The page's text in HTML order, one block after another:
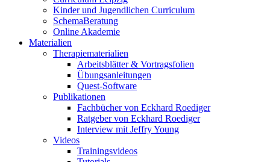
Kinder und Jugendlichen Curriculum
SchemaBeratung
Online Akademie
Materialien
Therapiematerialien
Arbeitsblätter & Vortragsfolien
Übungsanleitungen
Quest-Software
Publikationen
Fachbücher von Eckhard Roediger
Ratgeber von Eckhard Roediger
Interview mit Jeffry Young
Videos
Trainingsvideos